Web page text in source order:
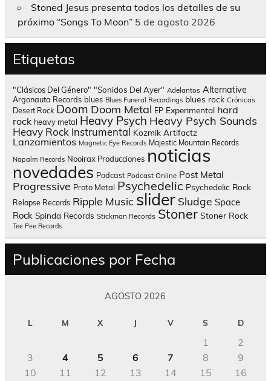
Stoned Jesus presenta todos los detalles de su
próximo “Songs To Moon” 5 de agosto 2026
Etiquetas
"Clásicos Del Género" "Sonidos Del Ayer" Adelantos Alternative
Argonauta Records blues Blues Funeral Recordings blues rock Crónicas
Desert Rock Doom Doom Metal EP Experimental hard
rock heavy metal Heavy Psych Heavy Psych Sounds
Heavy Rock Instrumental Kozmik Artifactz
Lanzamientos Magnetic Eye Records Majestic Mountain Records
Napalm Records Nooirax Producciones noticias
novedades Podcast Podcast Online Post Metal
Progressive Proto Metal Psychedelic Psychedelic Rock
Relapse Records Ripple Music slider Sludge Space
Rock Spinda Records Stickman Records Stoner Stoner Rock
Tee Pee Records
Publicaciones por Fecha
AGOSTO 2026
L M X J V S D
1
2
3
4 5 6 7 8
9
10
11 12 13 14 15
16